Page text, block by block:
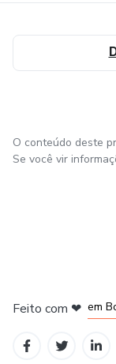
O conteúdo deste
Se você vir
Feito com ❤ em